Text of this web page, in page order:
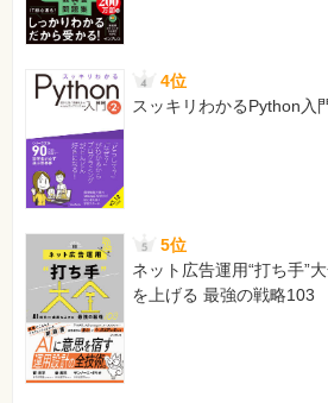
4位
スッキリわかるPython入
5位
ネット広告運用“打ち手”
を上げる 最強の戦略103